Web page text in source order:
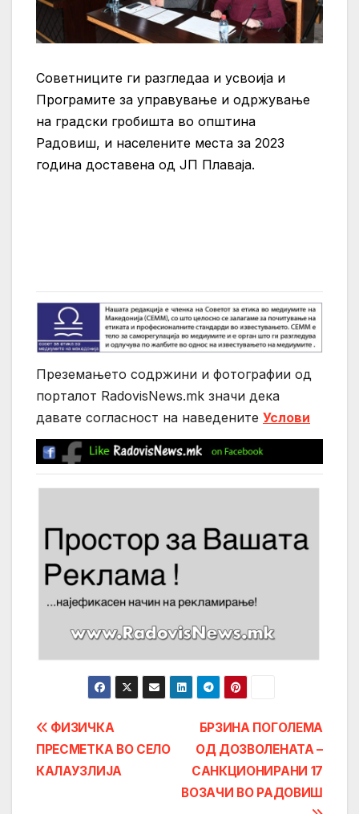
Советниците ги разгледаа и усвоија и
Програмите за управување и одржување
на градски гробишта во општина
Радовиш, и населените места за 2023
година доставена од ЈП Плаваја.
Преземањето содржини и фотографии од
порталот RadovisNews.mk значи дека
давате согласност на нaведените Услови
Post
navigation
БРЗИНА ПОГОЛЕМА
ОД ДОЗВОЛЕНАТА –
САНКЦИОНИРАНИ 17
ВОЗАЧИ ВО РАДОВИШ
ФИЗИЧКА
ПРЕСМЕТКА ВО СЕЛО
КАЛАУЗЛИЈА